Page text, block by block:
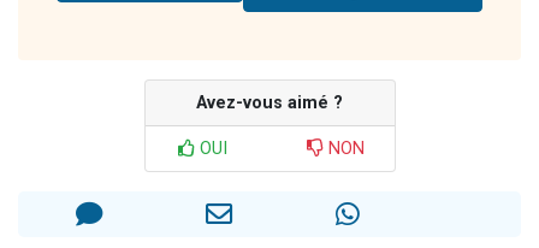
Avez-vous aimé ?
OUI NON